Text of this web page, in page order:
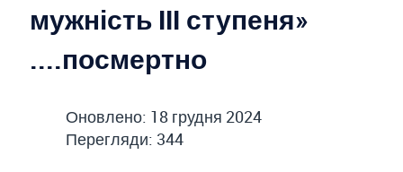
мужність ІІІ ступеня»
....посмертно
Оновлено: 18 грудня 2024
Перегляди: 344